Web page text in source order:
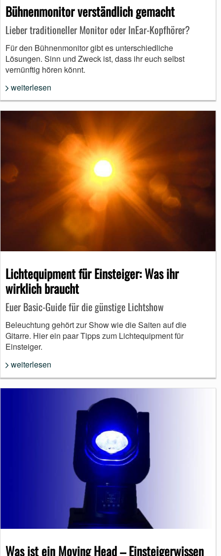
Bühnenmonitor verständlich gemacht
Lieber traditioneller Monitor oder InEar-Kopfhörer?
Für den Bühnenmonitor gibt es unterschiedliche
Lösungen. Sinn und Zweck ist, dass ihr euch selbst
vernünftig hören könnt.
weiterlesen
Lichtequipment für Einsteiger: Was ihr
wirklich braucht
Euer Basic-Guide für die günstige Lichtshow
Beleuchtung gehört zur Show wie die Saiten auf die
Gitarre. Hier ein paar Tipps zum Lichtequipment für
Einsteiger.
weiterlesen
Was ist ein Moving Head – Einsteigerwissen